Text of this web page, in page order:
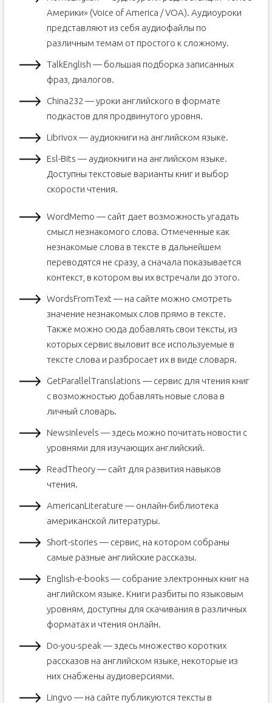
Америки» (Voice of America / VOA). Аудиоуроки
представляют из себя аудиофайлы по
различным темам от простого к сложному.
TalkEnglish — большая подборка записанных
фраз, диалогов.
China232 — уроки английского в формате
подкастов для продвинутого уровня.
Librivox — аудиокниги на английском языке.
Esl-Bits — аудиокниги на английском языке.
Доступны текстовые варианты книг и выбор
скорости чтения.
WordMemo — сайт дает возможность угадать
смысл незнакомого слова. Отмеченные как
незнакомые слова в тексте в дальнейшем
переводятся не сразу, а сначала показывается
контекст, в котором вы их встречали до этого.
WordsFromText — на сайте можно смотреть
значение незнакомых слов прямо в тексте.
Также можно сюда добавлять свои тексты, из
которых сервис выловит все используемые в
тексте слова и разбросает их в виде словаря.
GetParallelTranslations — сервис для чтения книг
с возможностью добавлять новые слова в
личный словарь.
Newsinlevels — здесь можно почитать новости с
уровнями для изучающих английский.
ReadTheory — сайт для развития навыков
чтения.
AmericanLiterature — онлайн-библиотека
американской литературы.
Short-stories — сервис, на котором собраны
самые разные английские рассказы.
English-e-books — собрание электронных книг на
английском языке. Книги разбиты по языковым
уровням, доступны для скачивания в различных
форматах и чтения онлайн.
Do-you-speak — здесь множество коротких
рассказов на английском языке, некоторые из
них снабжены аудиоверсиями.
Lingvo — на сайте публикуются тексты в